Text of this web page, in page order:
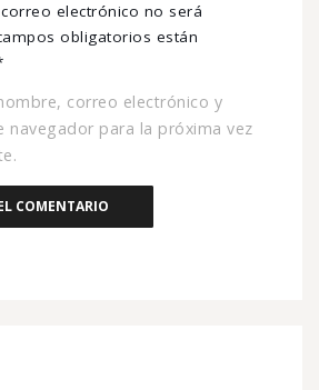
electrónico no será
obligatorios están
correo electrónico y
navegador para la próxima vez